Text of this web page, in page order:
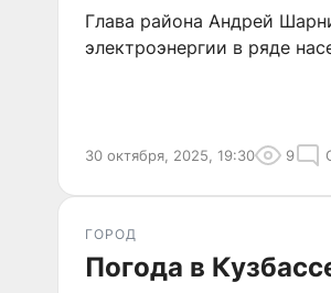
Глава района Андрей
электроэнергии в ряде
30 октября, 2025, 19:30 9
ГОРОД
Погода в